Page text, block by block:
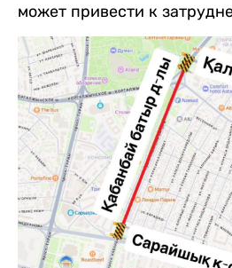
может привести к